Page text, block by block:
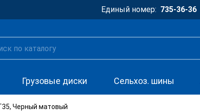
Единый номер: 735-36-36
Грузовые диски Сельхоз. шины
Черный матовый